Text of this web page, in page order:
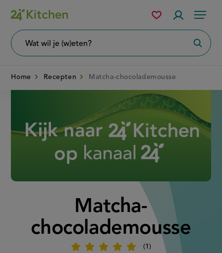
Overslaan
en
naar
Menu
wil
Mijn
bewaarde
Home Recepten Matcha-chocolademousse
Matcha-
chocolademousse
1
Beoordeel